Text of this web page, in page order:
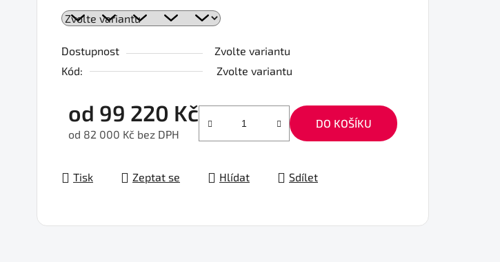
Dostupnost
Zvolte variantu
Kód:
Zvolte variantu
od 99 220 Kč
od 82 000 Kč bez DPH
DO KOŠÍKU
Tisk Zeptat se Hlídat Sdílet